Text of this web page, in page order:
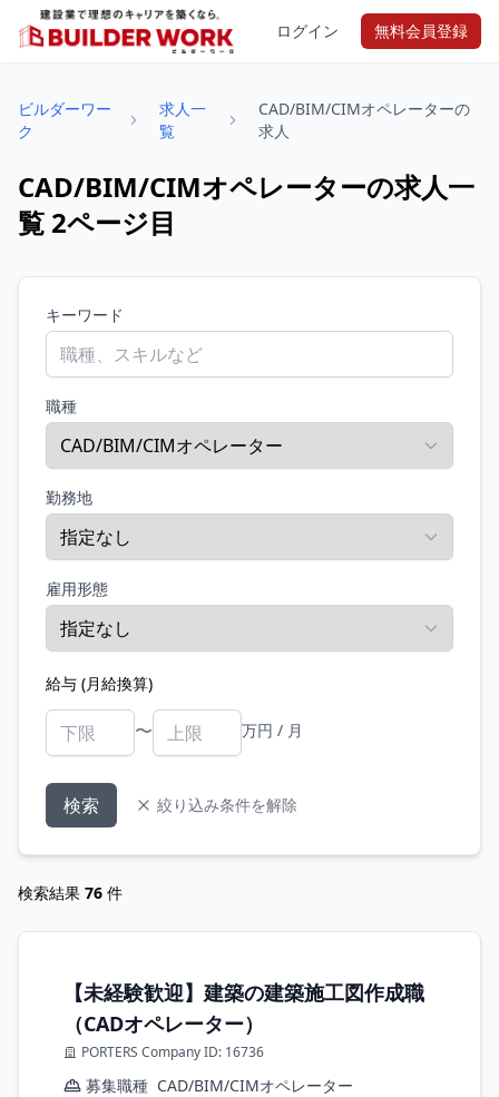
ログイン 無料会員登録
ビルダーワー
ク
求人一
覧
CAD/BIM/CIMオペレーターの
求人
CAD/BIM/CIMオペレーターの求人一
覧 2ページ目
キーワード
職種
勤務地
雇用形態
給与 (月給換算)
〜 万円 / 月
検索 絞り込み条件を解除
検索結果 76 件
【未経験歓迎】建築の建築施工図作成職
（CADオペレーター）
PORTERS Company ID: 16736
募集職種 CAD/BIM/CIMオペレーター